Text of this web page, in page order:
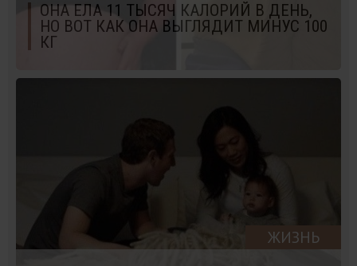
ОНА ЕЛА 11 ТЫСЯЧ КАЛОРИЙ В ДЕНЬ,
НО ВОТ КАК ОНА ВЫГЛЯДИТ МИНУС 100
КГ
ЖИЗНЬ